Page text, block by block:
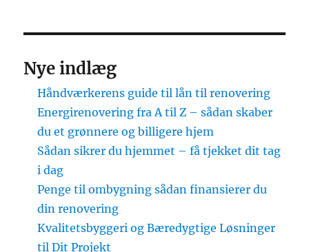
Nye indlæg
Håndværkerens guide til lån til renovering
Energirenovering fra A til Z – sådan skaber
du et grønnere og billigere hjem
Sådan sikrer du hjemmet – få tjekket dit tag
i dag
Penge til ombygning sådan finansierer du
din renovering
Kvalitetsbyggeri og Bæredygtige Løsninger
til Dit Projekt